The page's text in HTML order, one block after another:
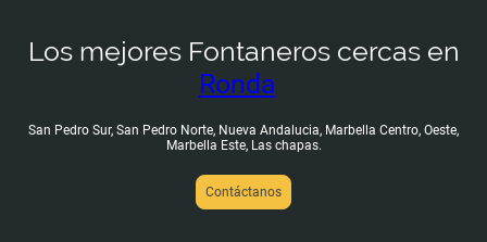
Los mejores Fontaneros cercas en
Ronda
San Pedro Sur, San Pedro Norte, Nueva Andalucia, Marbella Centro, Oeste,
Marbella Este, Las chapas.
Contáctanos